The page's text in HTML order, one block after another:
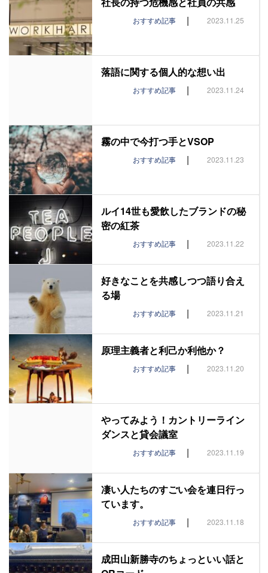
おすすめ記事 | 2023.11.25
落語に関する個人的な想い出
おすすめ記事 | 2023.11.24
霧の中で今打つ手とVSOP
おすすめ記事 | 2023.11.23
ルイ14世も愛飲したブランドの秘
密の紅茶
おすすめ記事 | 2023.11.22
好きなことを共感しつつ語り合え
る場
おすすめ記事 | 2023.11.21
原理主義者と利己か利他か？
おすすめ記事 | 2023.11.20
やってみよう！カントリーライン
ダンスと貸会議室
おすすめ記事 | 2023.11.19
凄い人たちのすごい会を連日行っ
ています。
おすすめ記事 | 2023.11.18
成田山新勝寺のちょっといい話と